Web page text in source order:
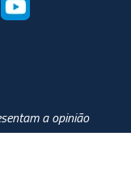
a opinião